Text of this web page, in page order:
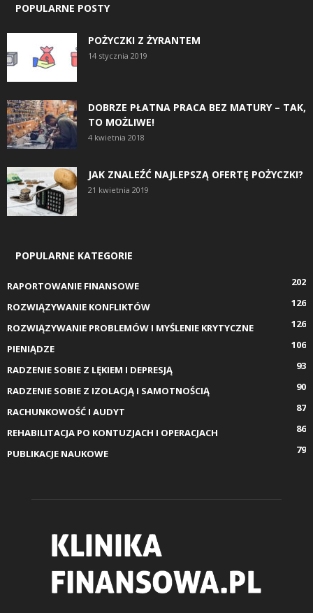
POPULARNE POSTY
POŻYCZKI Z ŻYRANTEM
14 stycznia 2019
DOBRZE PŁATNA PRACA BEZ MATURY – TAK,
TO MOŻLIWE!
4 kwietnia 2018
JAK ZNALEŹĆ NAJLEPSZĄ OFERTĘ POŻYCZKI?
21 kwietnia 2019
POPULARNE KATEGORIE
RAPORTOWANIE FINANSOWE
202
ROZWIĄZYWANIE KONFLIKTÓW
126
ROZWIĄZYWANIE PROBLEMÓW I MYŚLENIE KRYTYCZNE
126
PIENIĄDZE
106
RADZENIE SOBIE Z LĘKIEM I DEPRESJĄ
93
RADZENIE SOBIE Z IZOLACJĄ I SAMOTNOŚCIĄ
90
RACHUNKOWOŚĆ I AUDYT
87
REHABILITACJA PO KONTUZJACH I OPERACJACH
86
PUBLIKACJE NAUKOWE
79